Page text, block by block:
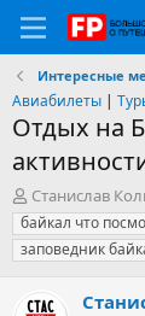
Интересные
Авиабилеты |
Отдых на
А
в
т
о
т
Станислав
байкал что
заповедник